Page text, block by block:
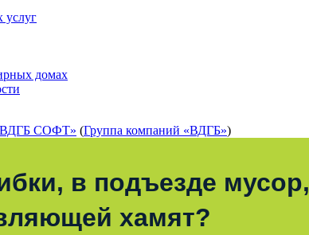
услуг
домах
СОФТ» (Группа компаний «ВДГБ»)
в подъезде мусор,
хамят?